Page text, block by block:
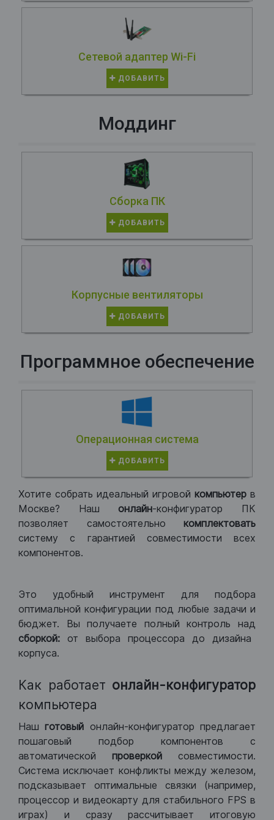
Сетевой адаптер Wi-Fi
ДОБАВИТЬ
Моддинг
Сборка ПК
ДОБАВИТЬ
Корпусные вентиляторы
ДОБАВИТЬ
Программное обеспечение
Операционная система
ДОБАВИТЬ
Хотите собрать идеальный игровой компьютер в
Москве? Нашонлайн-конфигуратор ПК
позволяет самостоятельно комплектовать
систему с гарантией совместимости всех
компонентов.
Это удобный инструмент для подбора
оптимальной конфигурации под любые задачи и
бюджет. Вы получаете полный контроль над
сборкой: от выбора процессора до дизайна
корпуса.
Как работает онлайн-конфигуратор
компьютера
Нашготовый онлайн-конфигуратор предлагает
пошаговый подбор компонентов с
автоматической проверкой совместимости.
Система исключает конфликты между железом,
подсказывает оптимальные связки (например,
процессор и видеокарту для стабильного FPS в
играх) и сразу рассчитывает итоговую